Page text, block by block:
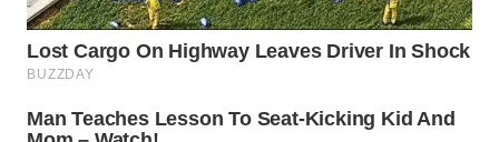
LIKUPANG
WN